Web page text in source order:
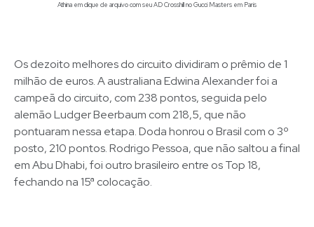
Athina em clique de arquivo com seu AD Crosshill no Gucci Masters em Paris
Os dezoito melhores do circuito dividiram o prêmio de 1
milhão de euros. A australiana Edwina Alexander foi a
campeã do circuito, com 238 pontos, seguida pelo
alemão Ludger Beerbaum com 218,5, que não
pontuaram nessa etapa. Doda honrou o Brasil com o 3º
posto, 210 pontos. Rodrigo Pessoa, que não saltou a final
em Abu Dhabi, foi outro brasileiro entre os Top 18,
fechando na 15ª colocação.